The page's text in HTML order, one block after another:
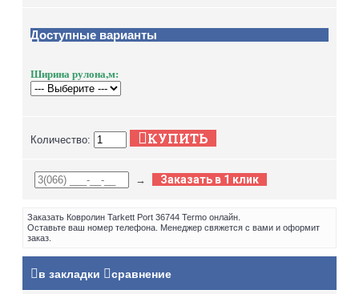
Доступные варианты
Ширина рулона,м:
Количество: КУПИТЬ
→ Заказать в 1 клик
Заказать Ковролин Tarkett Port 36744 Termo онлайн.
Оставьте ваш номер телефона. Менеджер свяжется с вами и оформит
заказ.
в закладки сравнение